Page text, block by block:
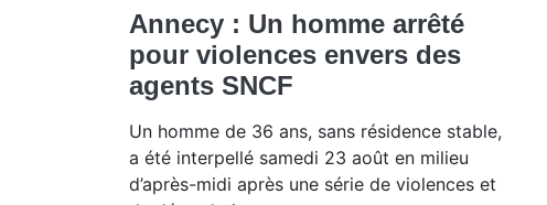
Annecy : Un homme arrêté
pour violences envers des
agents SNCF
Un homme de 36 ans, sans résidence stable,
a été interpellé samedi 23 août en milieu
d’après-midi après une série de violences et